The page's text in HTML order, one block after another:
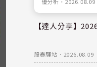
【達人分享】
股泰驛站 ． 2026.08.09